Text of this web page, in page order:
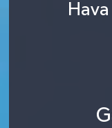
Süper Lig
Haber Arşivi